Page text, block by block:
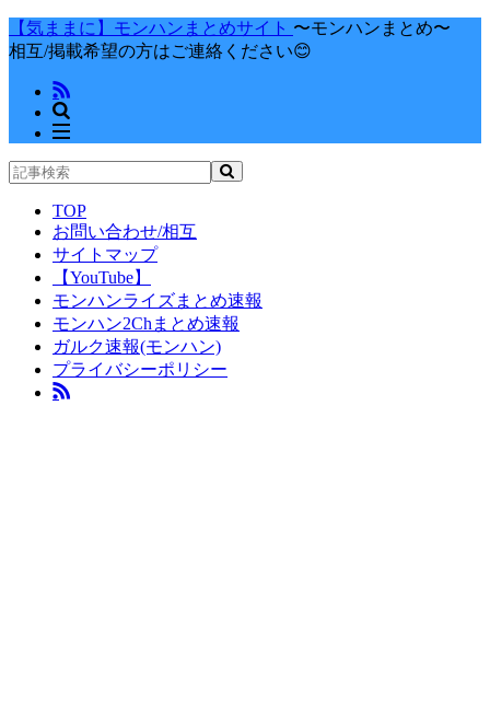
【気ままに】モンハンまとめサイト 〜モンハンまとめ〜
相互/掲載希望の方はご連絡ください😊
TOP
お問い合わせ/相互
サイトマップ
【YouTube】
モンハンライズまとめ速報
モンハン2Chまとめ速報
ガルク速報(モンハン)
プライバシーポリシー